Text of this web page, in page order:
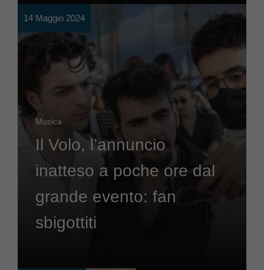
14 Maggio 2024
Musica
Il Volo, l’annuncio
inatteso a poche ore dal
grande evento: fan
sbigottiti